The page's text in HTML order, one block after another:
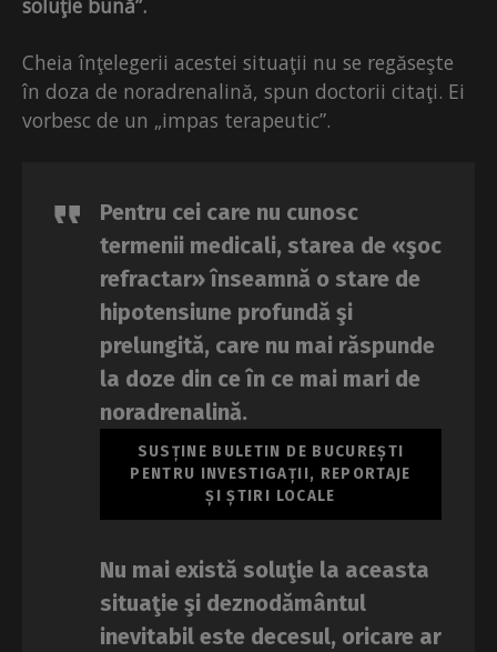
soluţie bună”.
Cheia înţelegerii acestei situaţii nu se regăseşte
în doza de noradrenalină, spun doctorii citaţi. Ei
vorbesc de un „impas terapeutic”.
Pentru cei care nu cunosc
termenii medicali, starea de «şoc
refractar» înseamnă o stare de
hipotensiune profundă şi
prelungită, care nu mai răspunde
la doze din ce în ce mai mari de
noradrenalină.
SUSȚINE BULETIN DE BUCUREȘTI
PENTRU INVESTIGAȚII, REPORTAJE
ȘI ȘTIRI LOCALE
Nu mai există soluţie la aceasta
situaţie şi deznodământul
inevitabil este decesul, oricare ar